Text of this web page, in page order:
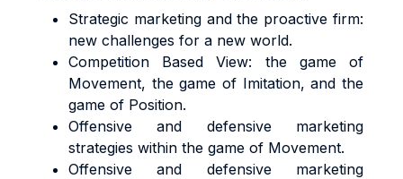
Strategic marketing and the proactive firm:
new challenges for a new world.
Competition Based View: the game of
Movement, the game of Imitation, and the
game of Position.
Offensive and defensive marketing
strategies within the game of Movement.
Offensive and defensive marketing